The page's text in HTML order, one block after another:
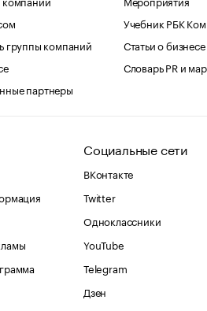
группы компаний
партнеры
Учебник РБК
Статьи о бизнесе
Словарь PR и
Социальные сети
ВКонтакте
Twitter
Одноклассники
YouTube
Telegram
Дзен